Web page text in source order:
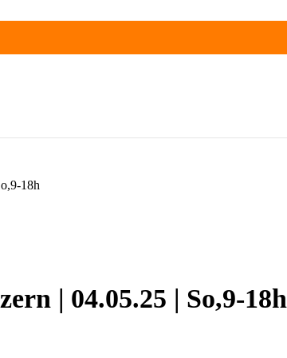
18h
| 04.05.25 | So,9-18h